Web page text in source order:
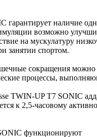
гарантирует наличие
возможно
на мускулатуру
занятии спортом.
сокращения можно
процессы,
TWIN-UP T7 SONIC
к 2,5-часовому
функционируют